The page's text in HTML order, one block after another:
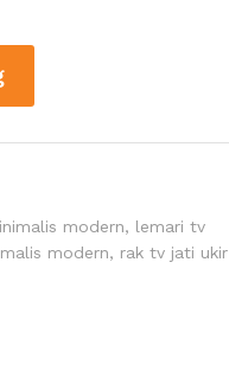
modern, lemari tv
modern, rak tv jati ukir